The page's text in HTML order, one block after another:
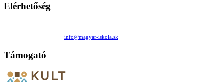
Elérhetőség
info@magyar-iskola.sk
Támogató